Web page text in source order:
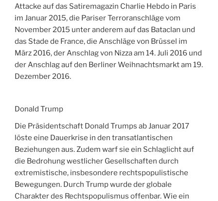
Attacke auf das Satiremagazin Charlie Hebdo in Paris
im Januar 2015, die Pariser Terroranschläge vom
November 2015 unter anderem auf das Bataclan und
das Stade de France, die Anschläge von Brüssel im
März 2016, der Anschlag von Nizza am 14. Juli 2016 und
der Anschlag auf den Berliner Weihnachtsmarkt am 19.
Dezember 2016.
Donald Trump
Die Präsidentschaft Donald Trumps ab Januar 2017
löste eine Dauerkrise in den transatlantischen
Beziehungen aus. Zudem warf sie ein Schlaglicht auf
die Bedrohung westlicher Gesellschaften durch
extremistische, insbesondere rechtspopulistische
Bewegungen. Durch Trump wurde der globale
Charakter des Rechtspopulismus offenbar. Wie ein